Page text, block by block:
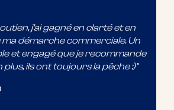
j’ai gagné en clarté et en
démarche commerciale. Un
et engagé que je recommande
plus, ils ont toujours la pêche :)"